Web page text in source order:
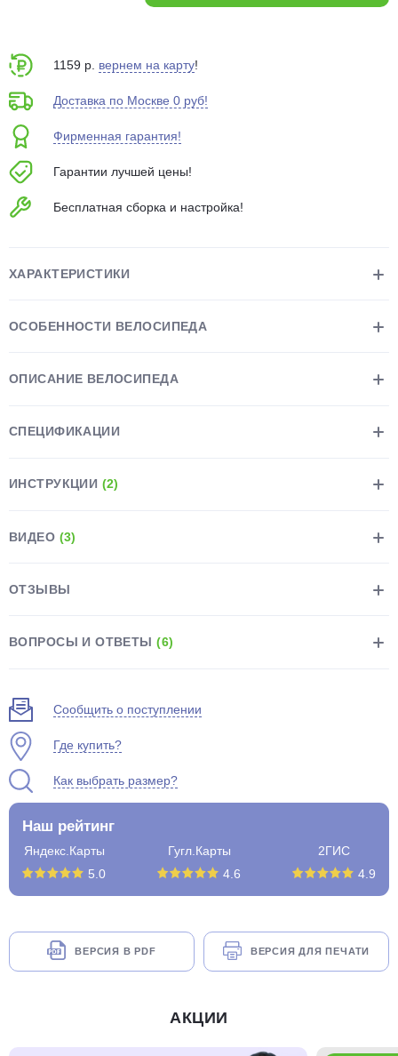
1159 р. вернем на карту!
Доставка по Москве 0 руб!
Фирменная гарантия!
Гарантии лучшей цены!
Бесплатная сборка и настройка!
ХАРАКТЕРИСТИКИ
ОСОБЕННОСТИ ВЕЛОСИПЕДА
ОПИСАНИЕ ВЕЛОСИПЕДА
СПЕЦИФИКАЦИИ
ИНСТРУКЦИИ (2)
ВИДЕО (3)
ОТЗЫВЫ
ВОПРОСЫ И ОТВЕТЫ(6)
Сообщить о поступлении
Где купить?
Как выбрать размер?
Наш рейтинг
Яндекс.Карты
5.0
Гугл.Карты
4.6
2ГИС
4.9
ВЕРСИЯ В PDF ВЕРСИЯ ДЛЯ ПЕЧАТИ
АКЦИИ
75% будут
Подробнее
недели